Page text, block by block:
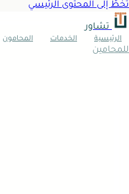
تخطَّ إلى المحتوى الرئيسي
تشاور
الرئيسية الخدمات المحامون
للمحامين